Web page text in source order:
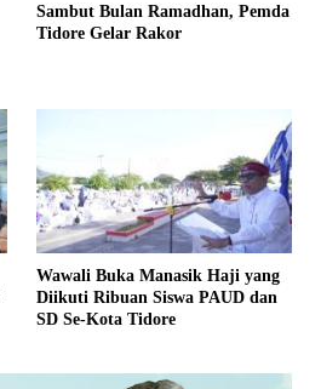
Sambut Bulan Ramadhan, Pemda
Tidore Gelar Rakor
Wawali Buka Manasik Haji yang
Diikuti Ribuan Siswa PAUD dan
SD Se-Kota Tidore